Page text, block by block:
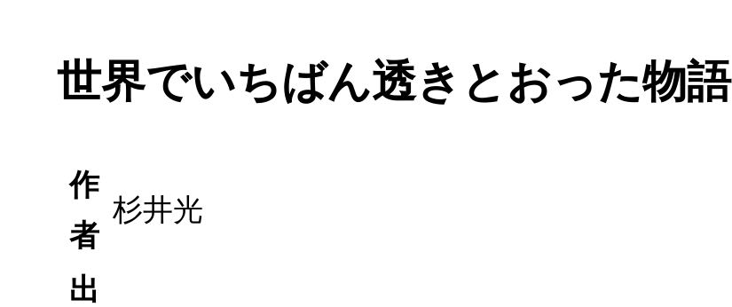
世界でいちばん透きとおった物語
作
者
杉井光
出